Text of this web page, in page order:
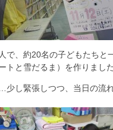
で、約20名の子どもたちと
トと雪だるま）を作りました
少し緊張しつつ、当日の流